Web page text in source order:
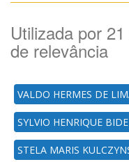
Utilizada por
de relevância
VALDO HERMES DE
SYLVIO HENRIQUE
STELA MARIS